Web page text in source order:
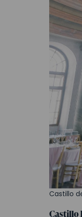
Castillo
Castillo